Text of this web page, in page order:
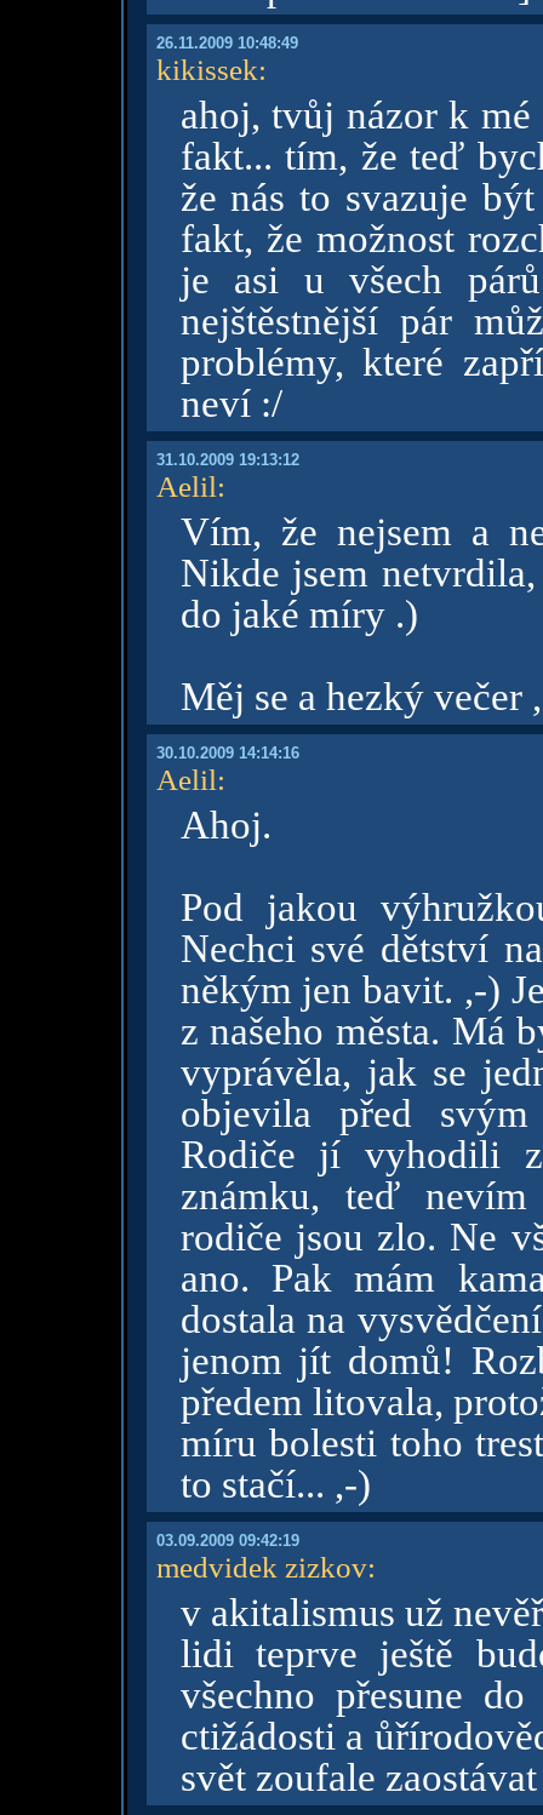
26.11.2009 10:48:49
kikissek:
ahoj, tvůj názor k
fakt... tím, že teď
že nás to svazuje
fakt, že možnost
je asi u všech
nejštěstnější pár
problémy, které
neví :/
31.10.2009 19:13:12
Aelil:
Vím, že nejsem a
Nikde jsem
do jaké míry .)
Měj se a hezký večer
30.10.2009 14:14:16
Aelil:
Ahoj.
Pod jakou
Nechci své dětství
někým jen bavit. ,-)
z našeho města. Má
vyprávěla, jak se
objevila před svým
Rodiče jí vyhodili
známku, teď nevím
rodiče jsou zlo. Ne
ano. Pak mám
dostala na
jenom jít domů!
předem litovala,
míru bolesti toho
to stačí... ,-)
03.09.2009 09:42:19
medvidek zizkov:
v akitalismus už
lidi teprve ještě
všechno přesune
ctižádosti a
svět zoufale zaostávat